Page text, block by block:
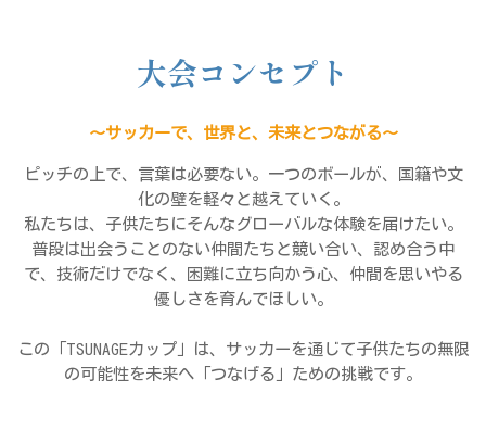
大会コンセプト
～サッカーで、世界と、未来とつながる～
ピッチの上で、言葉は必要ない。一つのボールが、国籍や文
化の壁を軽々と越えていく。
私たちは、子供たちにそんなグローバルな体験を届けたい。
普段は出会うことのない仲間たちと競い合い、認め合う中
で、技術だけでなく、困難に立ち向かう心、仲間を思いやる
優しさを育んでほしい。
この「TSUNAGEカップ」は、サッカーを通じて子供たちの無限
の可能性を未来へ「つなげる」ための挑戦です。